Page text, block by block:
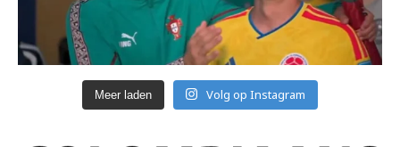
Meer laden Volg op Instagram